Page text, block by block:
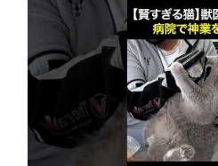
【賢すぎる猫】獣医も驚
2026年8月6日